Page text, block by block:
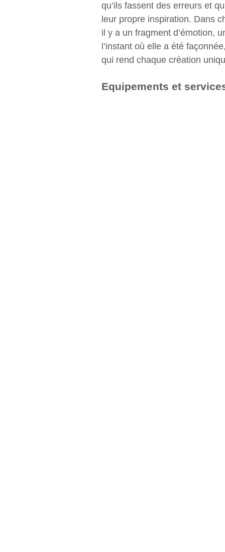
qu’ils fassent des erreurs et
leur propre inspiration. Dans
il y a un fragment d’émotion,
l’instant où elle a été
qui rend chaque création
Equipements et